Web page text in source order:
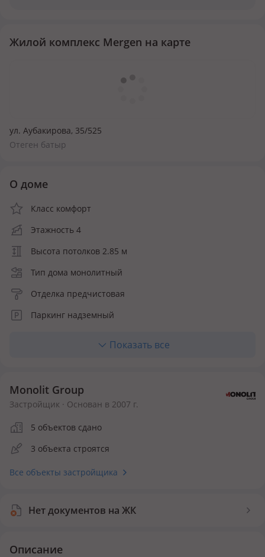
Жилой комплекс Mergen на карте
ул. Аубакирова, 35/525
Отеген батыр
О доме
Класс комфорт
Этажность 4
Высота потолков 2.85 м
Тип дома монолитный
Отделка предчистовая
Паркинг надземный
Детская площадка
Безопасность
Видеонаблюдение
Показать все
Monolit Group
Застройщик · Основан в 2007 г.
5 объектов сдано
3 объекта строятся
Все объекты застройщика
Нет документов на ЖК
Описание